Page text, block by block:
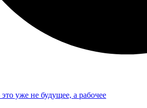
уже не будущее, а рабочее